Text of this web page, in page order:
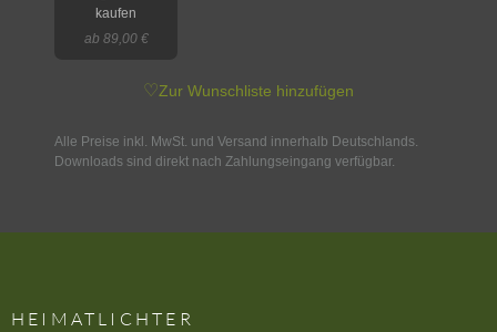
kaufen
ab 89,00 €
♡Zur Wunschliste hinzufügen
Alle Preise inkl. MwSt. und Versand innerhalb Deutschlands.
Downloads sind direkt nach Zahlungseingang verfügbar.
HEIMATLICHTER